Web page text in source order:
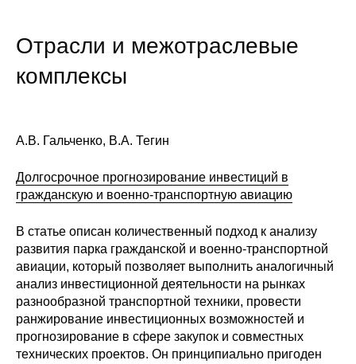
Общие требования
Научные труды
О журнале
Редакционная этика
Информация для авторов
Общие требования
Отрасли и межотраслевые
комплексы
А.В. Гальченко, В.А. Тегин
Долгосрочное прогнозирование инвестиций в
гражданскую и военно-транспортную авиацию
В статье описан количественный подход к анализу
развития парка гражданской и военно-транспортной
авиации, который позволяет выполнить аналогичный
анализ инвестиционной деятельности на рынках
разнообразной транспортной техники, провести
ранжирование инвестиционных возможностей и
прогнозирование в сфере закупок и совместных
технических проектов. Он принципиально пригоден